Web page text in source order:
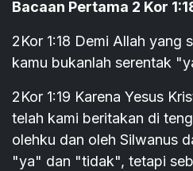
Bacaan Pertama 2 Kor
2Kor 1:18 Demi Allah yang
kamu bukanlah serentak
2Kor 1:19 Karena Yesus
telah kami beritakan di
olehku dan oleh Silwanus
"ya" dan "tidak", tetapi